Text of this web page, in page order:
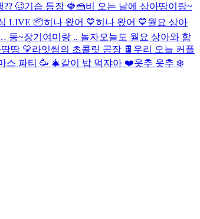
?? 🥴기습 등장 🍓🍰비 오는 날에 상아땅이랑~
LIVE 📦히나 왔어 💙히나 왔어 💙월요 상아
등~장기여미랑 .. 놀자오늘도 월요 상아와 함
땅 💛라잇썸의 초콜릿 공장 🍫 우리 오늘 커플
스 파티 🥳 🎄같이 밥 먹쟈아 ❤️읏추 읏추 ❄️